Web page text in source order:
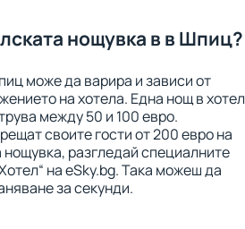
нощувка в в Шпиц?
може да варира и зависи от
на хотела. Една нощ в хотел
между 50 и 100 евро.
своите гости от 200 евро на
разгледай специалните
на eSky.bg. Така можеш да
за секунди.